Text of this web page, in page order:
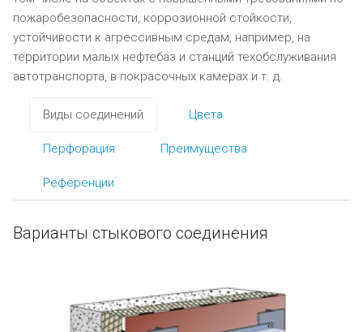
пожаробезопасности, коррозионной стойкости,
устойчивости к агрессивным средам, например, на
территории малых нефтебаз и станций техобслуживания
автотранспорта, в покрасочных камерах и т. д.
Виды соединений Цвета
Перфорация Преимущества
Референции
Варианты стыкового соединения